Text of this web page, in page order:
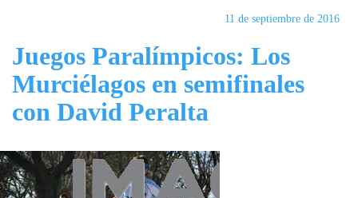
11 de septiembre de 2016
Juegos Paralímpicos: Los
Murciélagos en semifinales
con David Peralta